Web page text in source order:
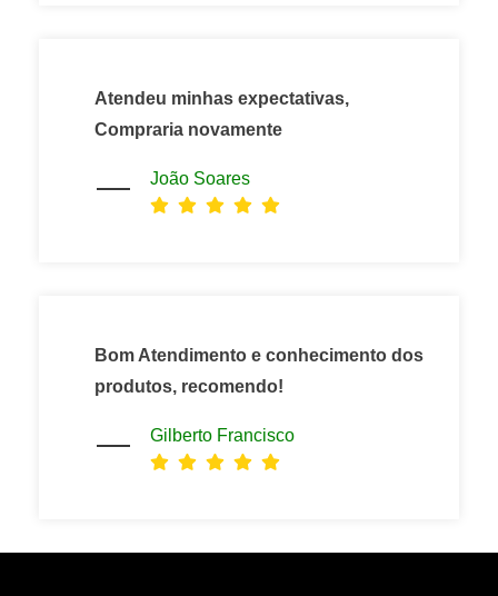
Atendeu minhas expectativas,
Compraria novamente
João Soares
Bom Atendimento e conhecimento dos
produtos, recomendo!
Gilberto Francisco